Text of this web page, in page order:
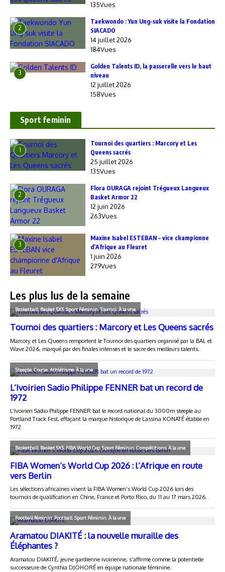
135Vues
2
Taekwondo : Yun Ung-suk visite la Fondation
SIACADO
14 juillet 2026
184Vues
3
Golden Talents ID, la passerelle vers le haut
niveau
12 juillet 2026
158Vues
Sport feminin
1
‎Tournoi des quartiers : Marcory et Les
Queens sacrés
25 juillet 2026
135Vues
2
Flora OURAGA rejoint Trégueux Langueux
Basket Armor 22
12 juin 2026
263Vues
3
Maxine Isabel ESTEBAN – vice championne
d’Afrique au Fleuret
1 juin 2026
279Vues
Les plus lus de la semaine